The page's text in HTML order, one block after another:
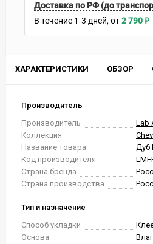
ХАРАКТЕРИСТИКИ ОБЗОР
Производитель
Производитель
Lab
Коллекция
Название товара
Дуб
Код производителя
Страна бренда
Страна производства
Тип и назначение
Способ укладки
Основа
Доставка по РФ (до
В течение 1-3 дней 2 790₽